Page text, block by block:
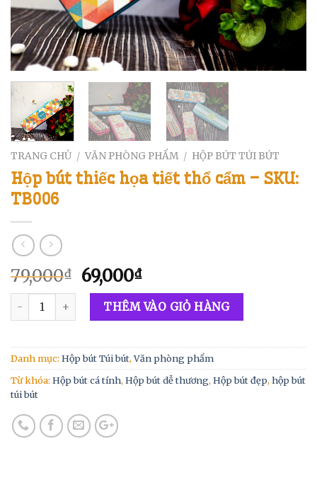
TRANG CHỦ / VĂN PHÒNG PHẨM / HỘP BÚT TÚI BÚT
Hộp bút thiếc họa tiết thổ cẩm – SKU:
TB006
79,000₫ 69,000₫
THÊM VÀO GIỎ HÀNG
Danh mục: Hộp bút Túi bút,Văn phòng phẩm
Từ khóa: Hộp bút cá tính, Hộp bút dễ thương, Hộp bút đẹp, hộp bút
túi bút